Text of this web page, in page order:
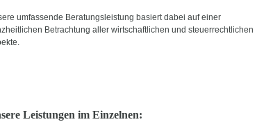
umfassende Beratungsleistung basiert dabei auf einer
Betrachtung aller wirtschaftlichen und steuerrechtlichen
Leistungen im Einzelnen: